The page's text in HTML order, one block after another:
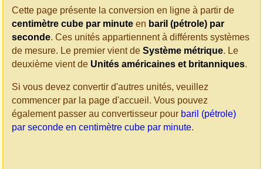
Cette page présente la conversion en ligne à partir de
centimètre cube par minute en baril (pétrole) par
seconde. Ces unités appartiennent à différents systèmes
de mesure. Le premier vient de Système métrique. Le
deuxième vient de Unités américaines et britanniques.
Si vous devez convertir d'autres unités, veuillez
commencer par la page d'accueil. Vous pouvez
également passer au convertisseur pour baril (pétrole)
par seconde en centimètre cube par minute.